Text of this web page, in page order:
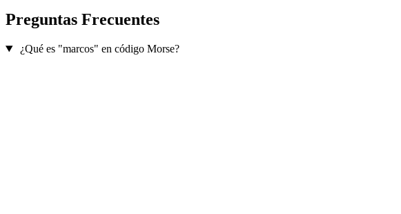
Preguntas Frecuentes
¿Qué es "marcos" en código Morse?